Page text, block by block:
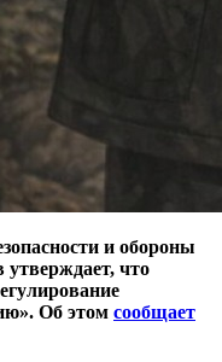
и обороны
что
Об этом сообщает